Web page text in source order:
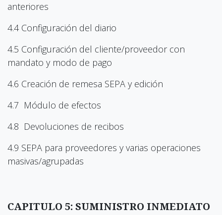
anteriores
4.4 Configuración del diario
4.5 Configuración del cliente/proveedor con
mandato y modo de pago
4.6 Creación de remesa SEPA y edición
4.7 Módulo de efectos
4.8 Devoluciones de recibos
4.9 SEPA para proveedores y varias operaciones
masivas/agrupadas
CAPITULO 5: SUMINISTRO INMEDIATO